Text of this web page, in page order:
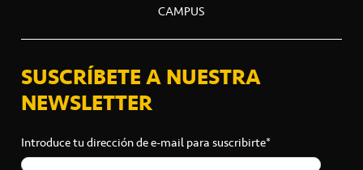
CAMPUS
SUSCRÍBETE A NUESTRA
NEWSLETTER
Introduce tu dirección de e-mail para suscribirte*